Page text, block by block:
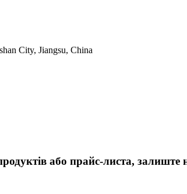
City, Jiangsu, China
або прайс-листа, залиште